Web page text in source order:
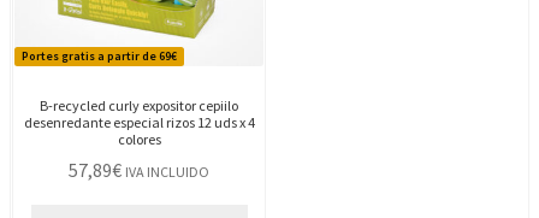
Portes gratis a partir de 69€
B-recycled curly expositor cepiilo
desenredante especial rizos 12 uds x 4
colores
57,89€ IVA INCLUIDO